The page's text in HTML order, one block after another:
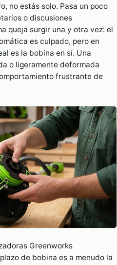
no estás solo. Pasa un poco
o discusiones
queja surgir una y otra vez: el
es culpado, pero en
es la bobina en sí. Una
o ligeramente deformada
frustrante de
Greenworks
de bobina es a menudo la